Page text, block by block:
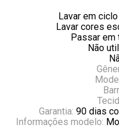
Lavar em
Lavar cores
Passar em
Não
Garantia: 90 dias
Informações modelo: